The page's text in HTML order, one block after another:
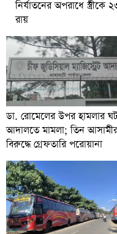
নির্যাতনের অপরাধে
রায়
ডা. রোমেলের উপর হামলার
আদালতে মামলা; তিন
বিরুদ্ধে গ্রেফতারি পরোয়ানা